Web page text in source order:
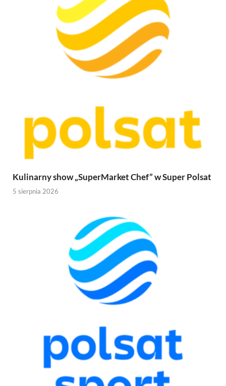
Kulinarny show „SuperMarket Chef” w Super Polsat
5 sierpnia 2026